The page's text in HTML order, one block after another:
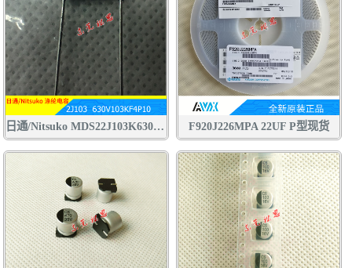
日通/Nitsuko MDS22J103K630V CBB电容 聚丙烯 聚酯膜 涤纶 金属膜 电容 F920J226MPA 22UF P型现货